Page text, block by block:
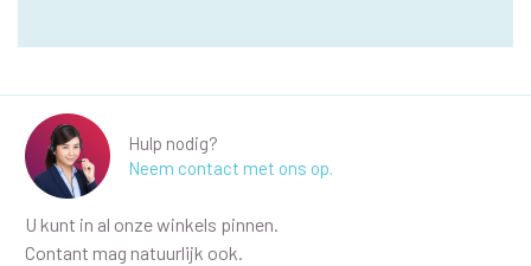
Hulp nodig?
Neem contact met ons op.
U kunt in al onze winkels pinnen.
Contant mag natuurlijk ook.